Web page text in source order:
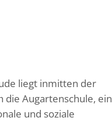
liegt inmitten der
die Augartenschule, ein
und soziale